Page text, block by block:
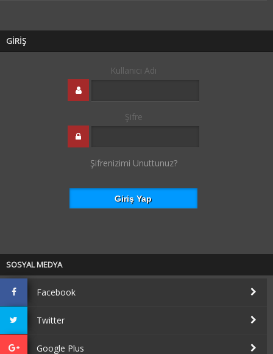
GİRİŞ
Kullanıcı Adı
Şifre
Şifrenizimi Unuttunuz?
SOSYAL MEDYA
Facebook
Twitter
Google Plus